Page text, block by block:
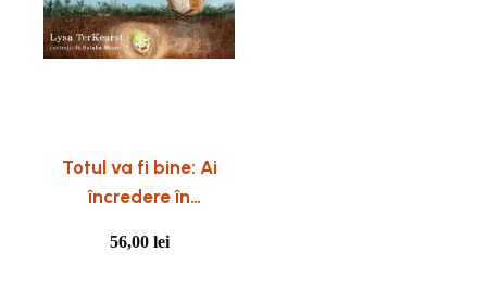
Totul va fi bine: Ai
încredere în
e teamă de
56,00 lei